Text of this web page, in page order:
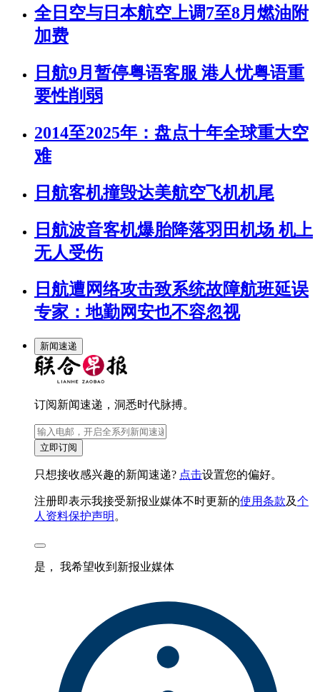
全日空与日本航空上调7至8月燃油附
加费
日航9月暂停粤语客服 港人忧粤语重
要性削弱
2014至2025年：盘点十年全球重大空
难
日航客机撞毁达美航空飞机机尾
日航波音客机爆胎降落羽田机场 机上
无人受伤
日航遭网络攻击致系统故障航班延误
专家：地勤网安也不容忽视
新闻速递
订阅新闻速递，洞悉时代脉搏。
立即订阅
只想接收感兴趣的新闻速递? 点击设置您的偏好。
注册即表示我接受新报业媒体不时更新的使用条款及个
人资料保护声明 。
是， 我希望收到新报业媒体